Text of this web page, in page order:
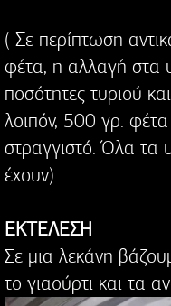
( Σε περίπτωση
φέτα, η αλλαγή στα
ποσότητες τυριού
λοιπόν, 500 γρ.
στραγγιστό. Όλα τα
έχουν).
ΕΚΤΕΛΕΣΗ
Σε μια λεκάνη
το γιαούρτι και τα